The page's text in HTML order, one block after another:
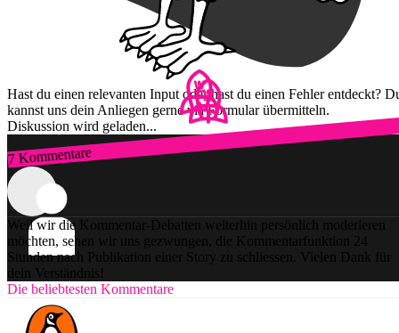
Hast du einen relevanten Input oder hast du einen Fehler entdeckt?
kannst uns dein Anliegen gerne via Formular übermitteln.
Diskussion wird geladen...
7 Kommentare
Zum Login
Weil wir die Kommentar-Debatten weiterhin persönlich moderieren
möchten, sehen wir uns gezwungen, die Kommentarfunktion 24
Stunden nach Publikation einer Story zu schliessen. Vielen Dank für
dein Verständnis!
Die beliebtesten Kommentare